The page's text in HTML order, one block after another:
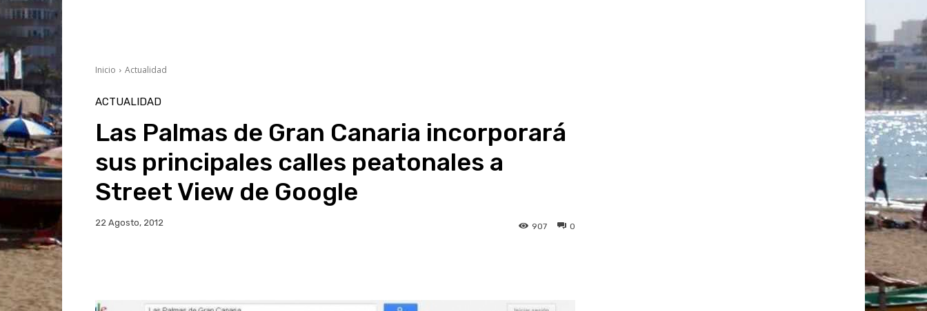
Inicio Actualidad
ACTUALIDAD
Las Palmas de Gran Canaria incorporará
sus principales calles peatonales a
Street View de Google
22 Agosto, 2012 0
907